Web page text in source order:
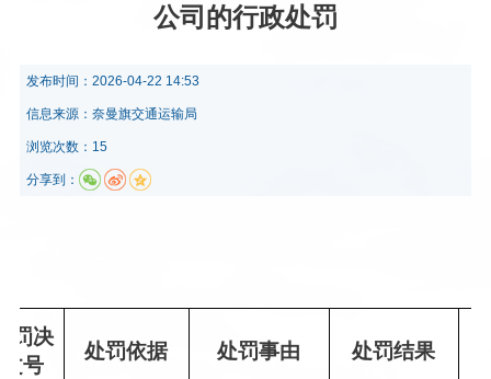
公司的行政处罚
发布时间： 2026-04-22 14:53
信息来源： 奈曼旗交通运输局
浏览次数：15
分享到：
罚决
文号
处罚依据 处罚事由 处罚结果